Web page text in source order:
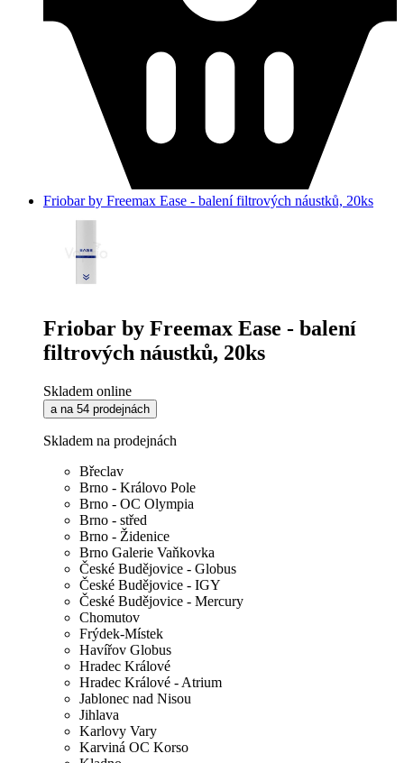
Friobar by Freemax Ease - balení filtrových náustků, 20ks
Friobar by Freemax Ease - balení
filtrových náustků, 20ks
Skladem online
a na 54 prodejnách
Skladem na prodejnách
Břeclav
Brno - Královo Pole
Brno - OC Olympia
Brno - střed
Brno - Židenice
Brno Galerie Vaňkovka
České Budějovice - Globus
České Budějovice - IGY
České Budějovice - Mercury
Chomutov
Frýdek-Místek
Havířov Globus
Hradec Králové
Hradec Králové - Atrium
Jablonec nad Nisou
Jihlava
Karlovy Vary
Karviná OC Korso